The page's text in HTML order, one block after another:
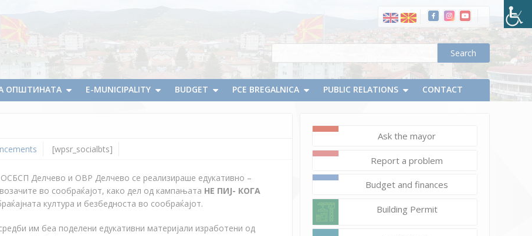
ОПШТИНАТА E-MUNICIPALITY BUDGET PCE BREGALNICA PUBLIC RELATIONS CONTACT
[wpsr_socialbts]
30,
ПИЈ
-КОГА
Делчево и ОВР Делчево се реализираше едукативно –
во сообраќајот, како дел од кампањата НЕ ПИЈ- КОГА
култура и безбедноста во сообраќајот.
им беа поделени едукативни материјали изработени од
Ask the mayor
Report a problem
Budget and finances
Building Permit